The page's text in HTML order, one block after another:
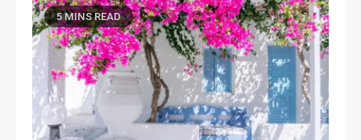
5 MINS READ